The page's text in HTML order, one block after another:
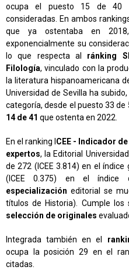
ocupa el puesto 15 de 40
consideradas. En ambos
que ya ostentaba en
exponencialmente su
lo que respecta al ránking
Filología, vinculado con la
la literatura hispanoamericana
Universidad de Sevilla ha
categoría, desde el puesto 33 de
14 de 41 que ostenta en 2022.
En el ranking I CEE - Indicador
expertos, la Editorial
de 272 (ICEE 3.814) en el
(ICEE 0.375) en el índice
especialización editorial se
títulos de Historia). Cumple los
selección de originales
Integrada también en el
ocupa la posición 29 en el
citadas.